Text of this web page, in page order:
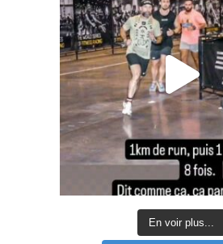
En voir plus...